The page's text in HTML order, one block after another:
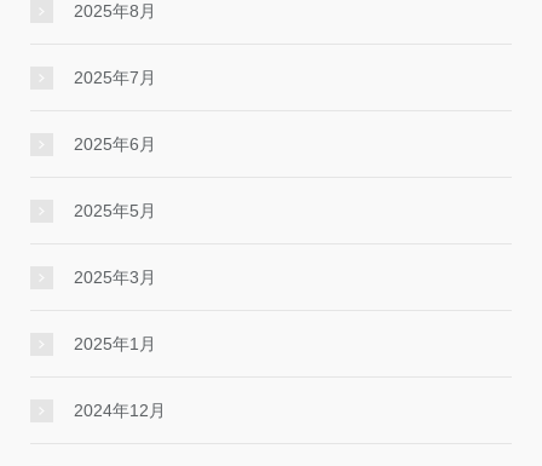
2025年8月
2025年7月
2025年6月
2025年5月
2025年3月
2025年1月
2024年12月